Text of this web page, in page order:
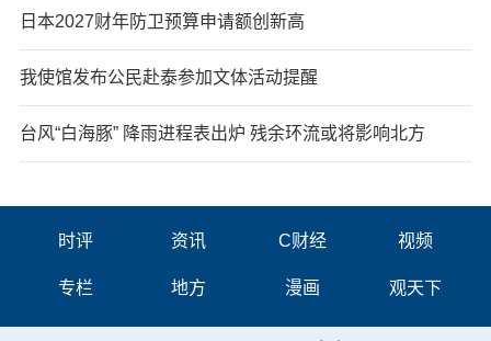
日本2027财年防卫预算申请额创新高
我使馆发布公民赴泰参加文体活动提醒
台风“白海豚” 降雨进程表出炉 残余环流或将影响北方
时评 资讯 C财经 视频
专栏 地方 漫画 观天下